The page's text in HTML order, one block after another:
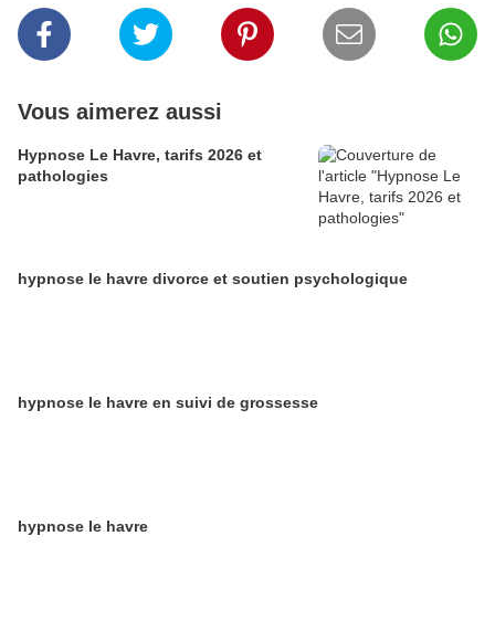
Vous aimerez aussi
Hypnose Le Havre, tarifs 2026 et
pathologies
hypnose le havre divorce et soutien psychologique
hypnose le havre en suivi de grossesse
hypnose le havre